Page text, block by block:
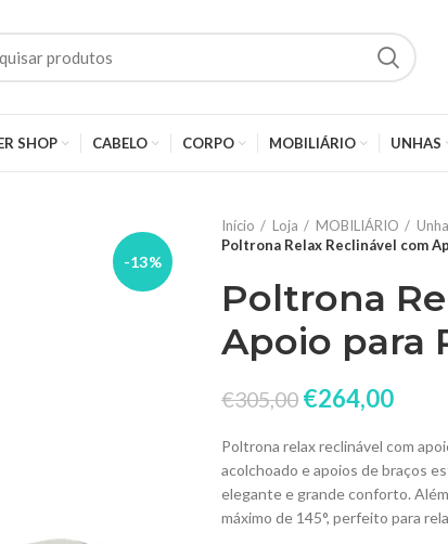
SHOP CABELO CORPO MOBILIÁRIO UNHAS
-13%
Início Loja MOBILIÁRIO
Unha
Poltrona Relax Reclinável com
Poltrona
Apoio para
€305,00 €264,00
Poltrona relax reclinável com
acolchoado e apoios de braços
elegante e grande conforto.
máximo de 145°, perfeito para